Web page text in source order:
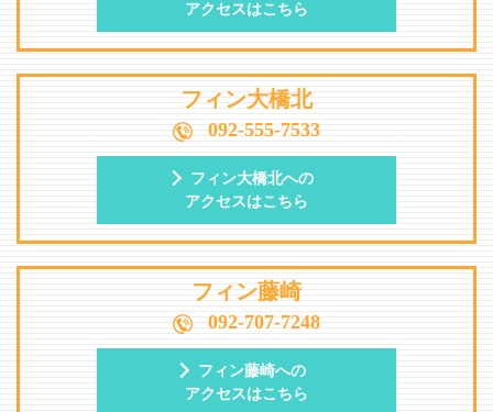
アクセスはこちら
フィン大橋北
092-555-7533
フィン大橋北への
アクセスはこちら
フィン藤崎
092-707-7248
フィン藤崎への
アクセスはこちら